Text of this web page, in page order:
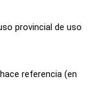
provincial de uso
referencia (en